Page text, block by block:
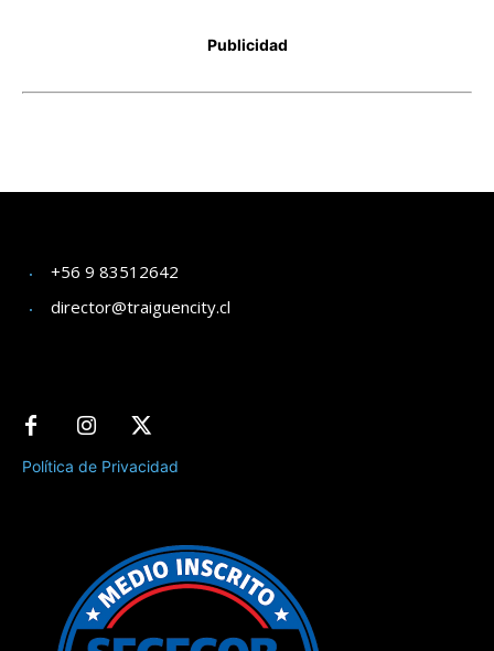
+56 9 83512642
director@traiguencity.cl
Política de Privacidad